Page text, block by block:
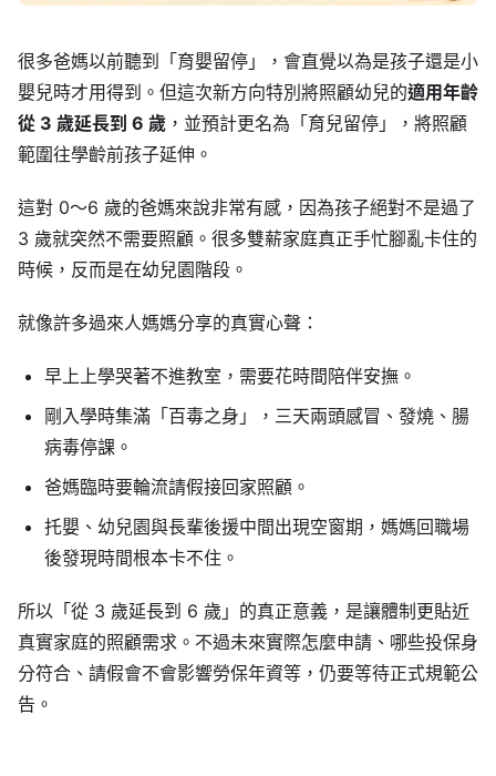
很多爸媽以前聽到「育嬰留停」，會直覺以為是孩子還是小
嬰兒時才用得到。但這次新方向特別將照顧幼兒的適用年齡
從 3 歲延長到 6 歲 ，並預計更名為「育兒留停」，將照顧
範圍往學齡前孩子延伸。
這對 0～6 歲的爸媽來說非常有感，因為孩子絕對不是過了
3 歲就突然不需要照顧。很多雙薪家庭真正手忙腳亂卡住的
時候，反而是在幼兒園階段。
就像許多過來人媽媽分享的真實心聲：
早上上學哭著不進教室，需要花時間陪伴安撫。
剛入學時集滿「百毒之身」，三天兩頭感冒、發燒、腸
病毒停課。
爸媽臨時要輪流請假接回家照顧。
托嬰、幼兒園與長輩後援中間出現空窗期，媽媽回職場
後發現時間根本卡不住。
所以「從 3 歲延長到 6 歲」的真正意義，是讓體制更貼近
真實家庭的照顧需求。不過未來實際怎麼申請、哪些投保身
分符合、請假會不會影響勞保年資等，仍要等待正式規範公
告。